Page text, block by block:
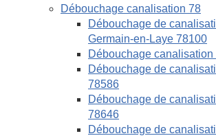
Débouchage canalisation 78
Débouchage de
Germain-en-Laye 78100
Débouchage
Débouchage de
78586
Débouchage de
78646
Débouchage de